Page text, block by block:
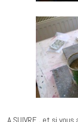
A SUIVRE , et si